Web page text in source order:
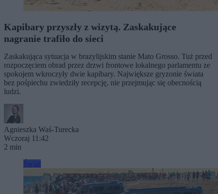
Kapibary przyszły z wizytą. Zaskakujące
nagranie trafiło do sieci
Zaskakująca sytuacja w brazylijskim stanie Mato Grosso. Tuż przed
rozpoczęciem obrad przez drzwi frontowe lokalnego parlamentu ze
spokojem wkroczyły dwie kapibary. Największe gryzonie świata
bez pośpiechu zwiedziły recepcję, nie przejmując się obecnością
ludzi.
Agnieszka Waś-Turecka
Wczoraj 11:42
2 min